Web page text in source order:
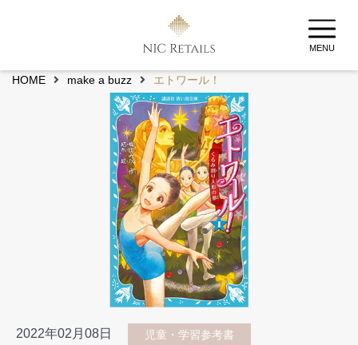
MENU
HOME make a buzz エトワール！
2022年02月08日 児童・学習参考書